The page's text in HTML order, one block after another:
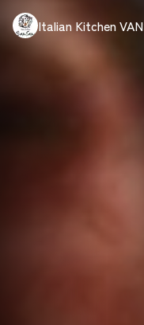
Italian Kitchen